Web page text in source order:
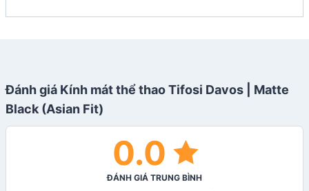
Đánh giá Kính mát thể thao Tifosi Davos | Matte
Black (Asian Fit)
0.0
ĐÁNH GIÁ TRUNG BÌNH